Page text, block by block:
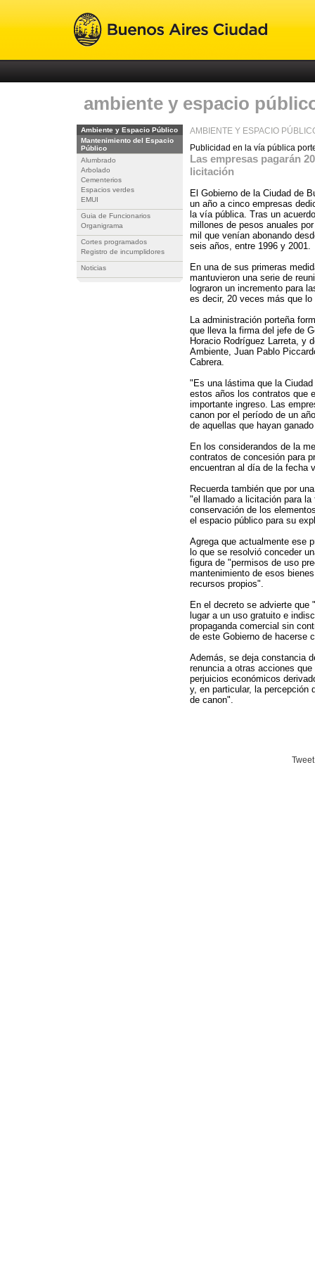
ambiente y espacio
Ambiente y Espacio Público
Mantenimiento del Espacio
Público
Alumbrado
Arbolado
Cementerios
Espacios verdes
EMUI
Guia de Funcionarios
Organigrama
Cortes programados
Registro de incumplidores
Noticias
AMBIENTE Y ESPACIO
Publicidad en la vía pública
Las empresas pagarán
licitación
El Gobierno de la Ciudad de
un año a cinco empresas
la vía pública. Tras un
millones de pesos anuales
mil que venían abonando
seis años, entre 1996 y 2001.
En una de sus primeras
mantuvieron una serie de
lograron un incremento para
es decir, 20 veces más que
La administración porteña
que lleva la firma del jefe de
Horacio Rodríguez Larreta, y
Ambiente, Juan Pablo
Cabrera.
"Es una lástima que la
estos años los contratos que
importante ingreso. Las
canon por el período de un
de aquellas que hayan
En los considerandos de la
contratos de concesión para
encuentran al día de la fecha
Recuerda también que por
"el llamado a licitación para
conservación de los
el espacio público para su
Agrega que actualmente ese
lo que se resolvió conceder
figura de "permisos de uso
mantenimiento de esos
recursos propios".
En el decreto se advierte
lugar a un uso gratuito e
propaganda comercial sin
de este Gobierno de hacerse
Además, se deja constancia
renuncia a otras acciones
perjuicios económicos
y, en particular, la percepción
de canon".
Tweet